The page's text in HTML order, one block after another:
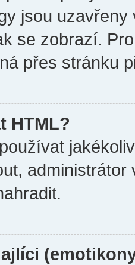
jsou
se zobrazí.
přes stránku
HTML?